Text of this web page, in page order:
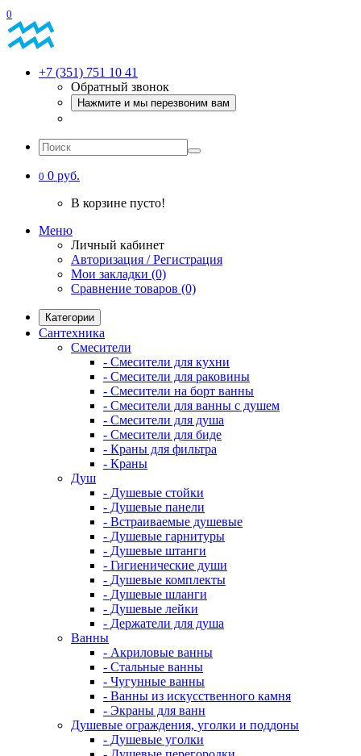
0
+7 (351) 751 10 41
Обратный звонок
Нажмите и мы перезвоним вам
0 0 руб.
В корзине пусто!
Меню
Личный кабинет
Авторизация / Регистрация
Мои закладки (0)
Сравнение товаров (0)
Категории
Сантехника
Смесители
- Смесители для кухни
- Смесители для раковины
- Смесители на борт ванны
- Смесители для ванны с душем
- Смесители для душа
- Смесители для биде
- Краны для фильтра
- Краны
Душ
- Душевые стойки
- Душевые панели
- Встраиваемые душевые
- Душевые гарнитуры
- Душевые штанги
- Гигиенические души
- Душевые комплекты
- Душевые шланги
- Душевые лейки
- Держатели для душа
Ванны
- Акриловые ванны
- Стальные ванны
- Чугунные ванны
- Ванны из искусственного камня
- Экраны для ванн
Душевые ограждения, уголки и поддоны
- Душевые уголки